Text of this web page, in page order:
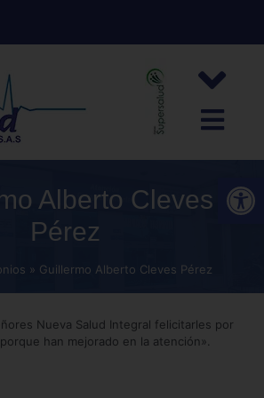
Alberto Cleves
Pérez
Guillermo Alberto Cleves Pérez
Nueva Salud Integral felicitarles por
han mejorado en la atención».